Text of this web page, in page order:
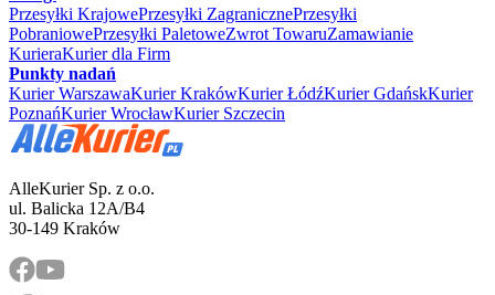
Przesyłki KrajowePrzesyłki ZagranicznePrzesyłki
PobraniowePrzesyłki PaletoweZwrot TowaruZamawianie
KurieraKurier dla Firm
Punkty nadań
Kurier WarszawaKurier KrakówKurier ŁódźKurier GdańskKurier
PoznańKurier WrocławKurier Szczecin
AlleKurier Sp. z o.o.
ul. Balicka 12A/B4
30-149 Kraków